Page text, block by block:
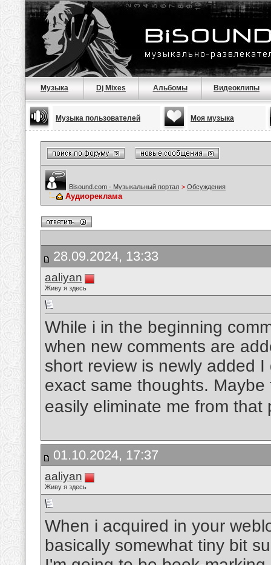
Музыка Dj Mixes Альбомы Видеоклипы
Музыка пользователей Моя музыка
Bisound.com - Музыкальный портал > Обсуждения
Аудиореклама
28.09.2024, 13:33
aaliyan
Живу я здесь
While i in the beginning
when new comments are
short review is newly added
exact same thoughts.
easily eliminate me from
01.10.2024, 17:37
aaliyan
Живу я здесь
When i acquired in your
basically somewhat tiny bit